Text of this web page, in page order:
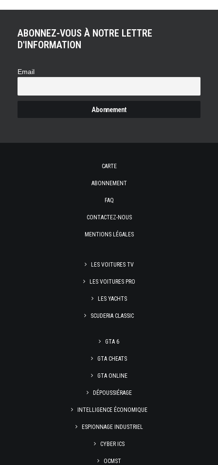
ABONNEZ-VOUS À NOTRE LETTRE
D'INFORMATION
Email
CARTE
ABONNEMENT
FAQ
CONTACTEZ-NOUS
MENTIONS LÉGALES
LES VOITURES TV
LES VOITURES PRO
LES YACHTS
SCUDERIA CLASSIC
GTA 6
GTA CHEATS
GTA ONLINE
DÉPOUSSIÉRAGE
INTELLIGENCE ÉCONOMIQUE
ESPIONNAGE INDUSTRIEL
CYBER ICS
OCMST